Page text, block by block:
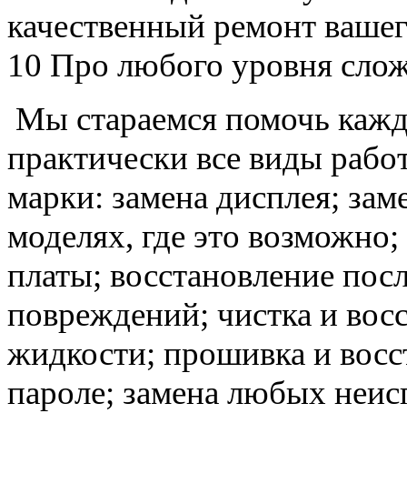
качественный ремонт
10 Про любого уровня
Мы стараемся помочь
практически все виды
марки: замена дисплея;
моделях, где это
платы; восстановление
повреждений; чистка и
жидкости; прошивка и
пароле; замена любых